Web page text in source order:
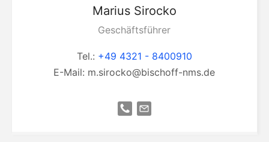
Marius Sirocko
Geschäftsführer
Tel.: +49 4321 - 8400910
E-Mail: m.sirocko@bischoff-nms.de